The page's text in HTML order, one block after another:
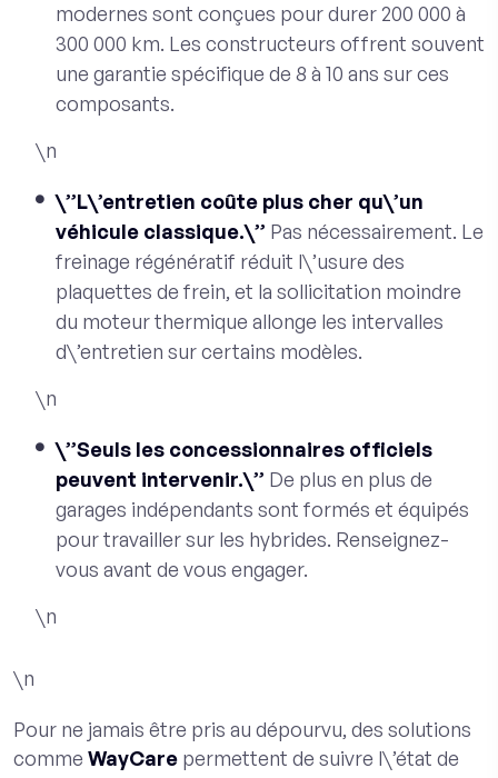
modernes sont conçues pour durer 200 000 à
300 000 km. Les constructeurs offrent souvent
une garantie spécifique de 8 à 10 ans sur ces
composants.
\n
\”L\’entretien coûte plus cher qu\’un
véhicule classique.\” Pas nécessairement. Le
freinage régénératif réduit l\’usure des
plaquettes de frein, et la sollicitation moindre
du moteur thermique allonge les intervalles
d\’entretien sur certains modèles.
\n
\”Seuls les concessionnaires officiels
peuvent intervenir.\” De plus en plus de
garages indépendants sont formés et équipés
pour travailler sur les hybrides. Renseignez-
vous avant de vous engager.
\n
\n
Pour ne jamais être pris au dépourvu, des solutions
comme WayCare permettent de suivre l\’état de